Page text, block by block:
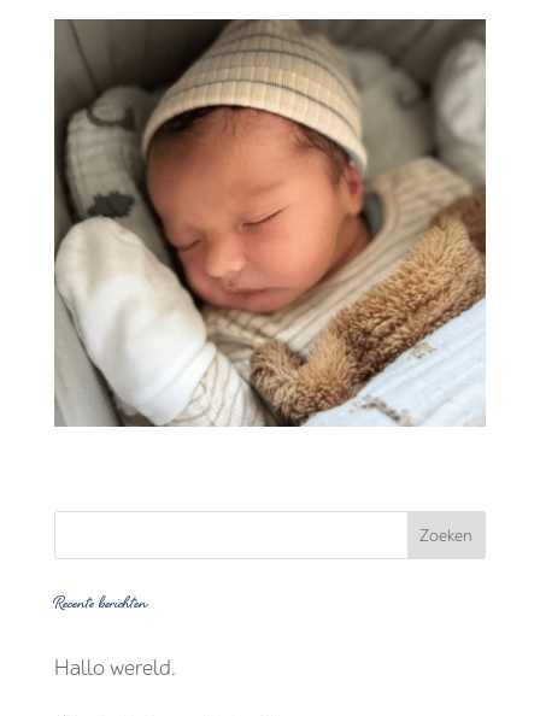
Recente berichten
Hallo wereld.